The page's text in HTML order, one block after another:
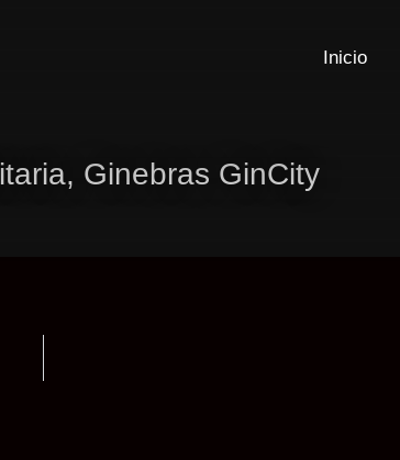
Inicio
Ginebras GinCity